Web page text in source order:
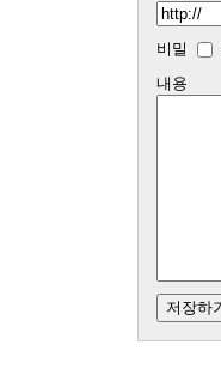
비밀
내용